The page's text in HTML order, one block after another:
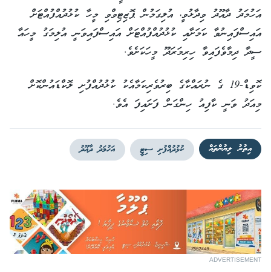
އަހުމަދު ދާއޫދު ވިދާޅުވީ، އުލިގަމުން ޕޮޒިޓިވްވި މީހާ ކުޅުދުއްފުއްޓަށް
އައިސްފައިނުވާ ކަމަށާއި ކުޅުދުއްފުއްޓަށް އައިސްފައިވަނީ އުލިމަގު މީހައާ
ސީދާ ދިމާވެފައިވާ ހިރިމަރަދޫ މީހަކަށެވެ.
ކޮވިޑް-19 ގެ ނުރައްކާގެ ބިރުވެރިކަމާއެކު ކުޅުދުއްފުށި ލޮކްޑައުންކޮށް
މިއަދު ވަނީ ކާފިއު ހިންގަން ފަށައިފަ އެވެ.
އިތުރު ލިޔުންތައް ކުޅުދުއްފުށި ސިޓީ އަހުމަދު ދާއޫދު
ADVERTISEMENT